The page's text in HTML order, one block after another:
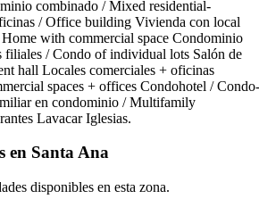
combinado / Mixed residential-
/ Office building Vivienda con local
with commercial space Condominio
filiales / Condo of individual lots Salón de
hall Locales comerciales + oficinas
spaces + offices Condohotel / Condo-
en condominio / Multifamily
Lavacar Iglesias.
en Santa Ana
disponibles en esta zona.